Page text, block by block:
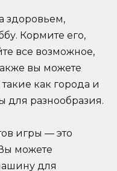
здоровьем,
Кормите его,
все возможное,
вы можете
как города и
для разнообразия.
игры — это
можете
для